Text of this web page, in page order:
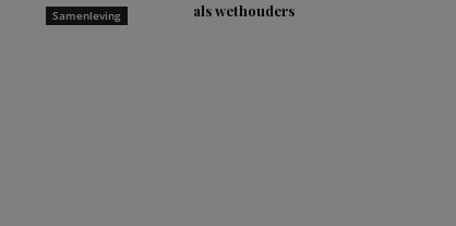
Samenleving
als wethouders